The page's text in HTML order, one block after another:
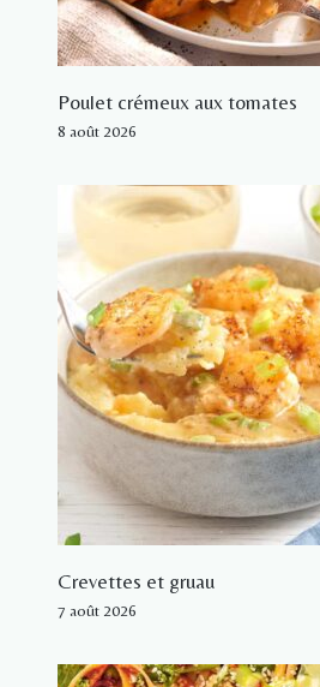
Poulet crémeux aux tomates
8 août 2026
Crevettes et gruau
7 août 2026